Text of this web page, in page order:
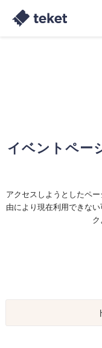
イベントペー
アクセスしようとしたペ
由により現在利用できな
ク